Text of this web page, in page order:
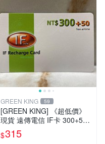
GREEN KING 59
[GREEN KING] 《超低價》
現貨 遠傳電信 IF卡 300+50
通話費儲值卡 預付卡 電話卡
面額350
$315